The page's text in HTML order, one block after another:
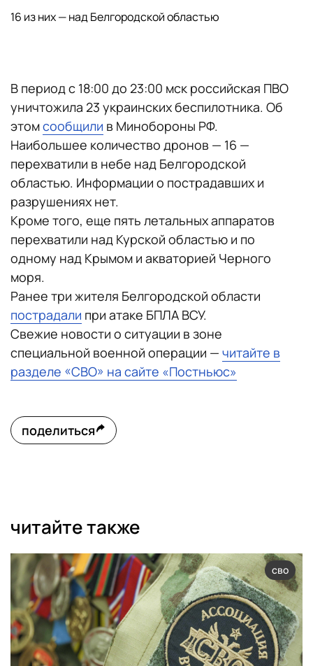
16 из них — над Белгородской областью
В период с 18:00 до 23:00 мск российская ПВО
уничтожила 23 украинских беспилотника. Об
этомсообщили в Минобороны РФ.
Наибольшее количество дронов — 16 —
перехватили в небе над Белгородской
областью. Информации о пострадавших и
разрушениях нет.
Кроме того, еще пять летальных аппаратов
перехватили над Курской областью и по
одному над Крымом и акваторией Черного
моря.
Ранее три жителя Белгородской области
пострадали при атаке БПЛА ВСУ.
Свежие новости о ситуации в зоне
специальной военной операции — читайте в
разделе «СВО» на сайте «Постньюс»
поделиться
читайте также
сво